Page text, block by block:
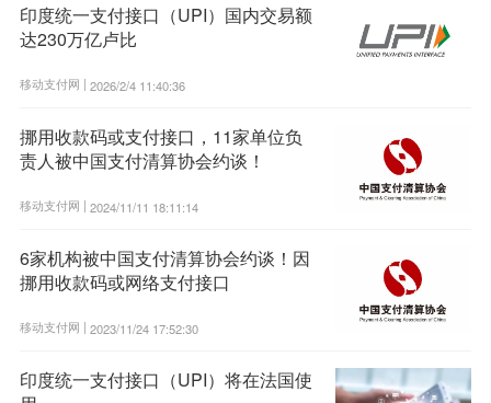
印度统一支付接口（UPI）国内交易额
达230万亿卢比
移动支付网 | 2026/2/4 11:40:36
挪用收款码或支付接口，11家单位负
责人被中国支付清算协会约谈！
移动支付网 | 2024/11/11 18:11:14
6家机构被中国支付清算协会约谈！因
挪用收款码或网络支付接口
移动支付网 | 2023/11/24 17:52:30
印度统一支付接口（UPI）将在法国使